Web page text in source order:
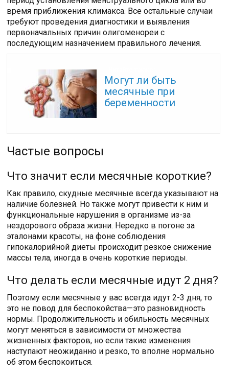
время приближения климакса. Все остальные случаи
требуют проведения диагностики и выявления
первоначальных причин олигоменореи с
последующим назначением правильного лечения.
Могут ли быть
месячные при
беременности
Частые вопросы
Что значит если месячные короткие?
Как правило, скудные месячные всегда указывают на
наличие болезней. Но также могут привести к ним и
функциональные нарушения в организме из-за
нездорового образа жизни. Нередко в погоне за
эталонами красоты, на фоне соблюдения
гипокалорийной диеты происходит резкое снижение
массы тела, иногда в очень короткие периоды.
Что делать если месячные идут 2 дня?
Поэтому если месячные у вас всегда идут 2-3 дня, то
это не повод для беспокойства—это разновидность
нормы. Продолжительность и обильность месячных
могут меняться в зависимости от множества
жизненных факторов, но если такие изменения
наступают неожиданно и резко, то вполне нормально
об этом беспокоиться.